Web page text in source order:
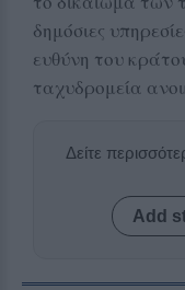
δημόσιες
ευθύνη του
ταχυδρομεία
Δείτε
Add